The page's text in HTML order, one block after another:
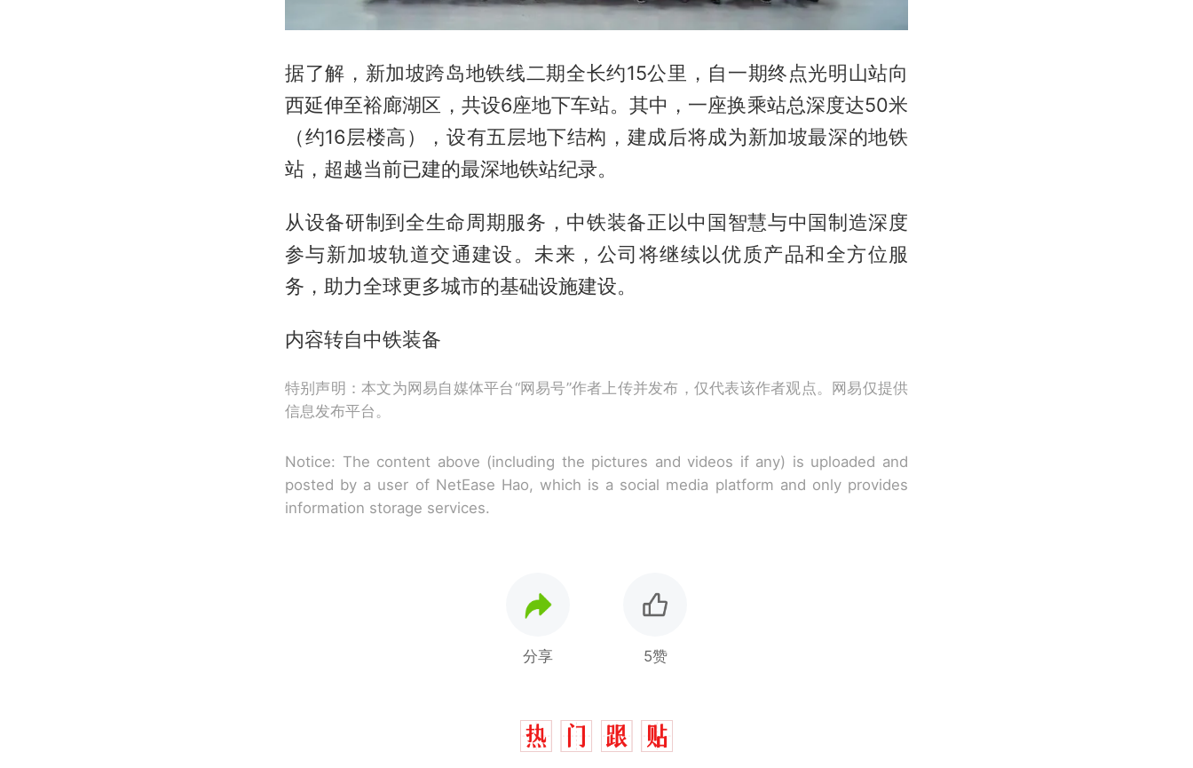
据了解，新加坡跨岛地铁线二期全长约15公里，自一期终点光明山站向
西延伸至裕廊湖区，共设6座地下车站。其中，一座换乘站总深度达50米
（约16层楼高），设有五层地下结构，建成后将成为新加坡最深的地铁
站，超越当前已建的最深地铁站纪录。
从设备研制到全生命周期服务，中铁装备正以中国智慧与中国制造深度
参与新加坡轨道交通建设。未来，公司将继续以优质产品和全方位服
务，助力全球更多城市的基础设施建设。
内容转自中铁装备
特别声明：本文为网易自媒体平台“网易号”作者上传并发布，仅代表该作者观点。网易仅提供
信息发布平台。
Notice: The content above (including the pictures and videos if any) is uploaded and
posted by a user of NetEase Hao, which is a social media platform and only provides
information storage services.
分享 5赞